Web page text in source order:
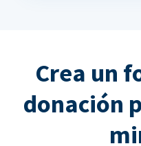
Crea un
donación